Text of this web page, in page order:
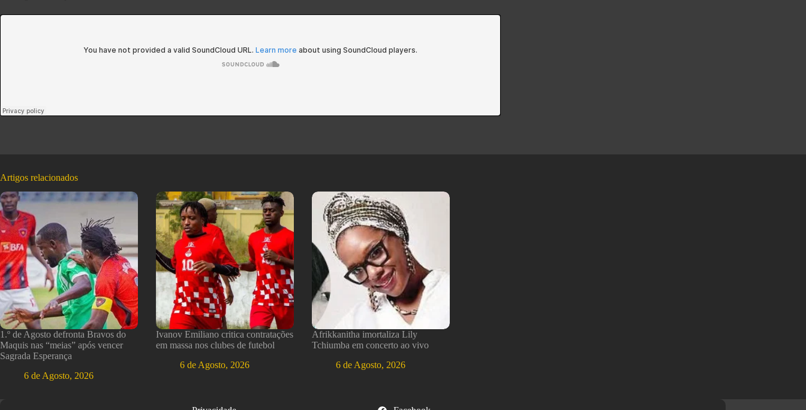
Artigos relacionados
1.º de Agosto defronta Bravos do
Maquis nas “meias” após vencer
Sagrada Esperança
6 de Agosto, 2026
Ivanov Emiliano critica contratações
em massa nos clubes de futebol
6 de Agosto, 2026
Afrikkanitha imortaliza Lily
Tchiumba em concerto ao vivo
6 de Agosto, 2026